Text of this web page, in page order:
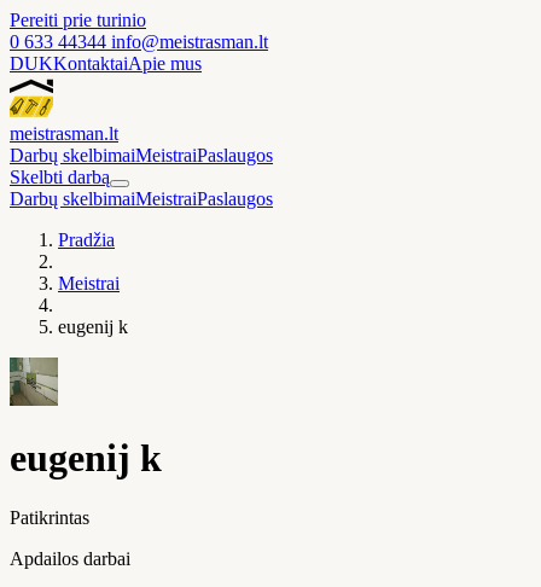
Pereiti prie turinio
0 633 44344 info@meistrasman.lt
DUKKontaktaiApie mus
meistrasman.lt
Darbų skelbimaiMeistraiPaslaugos
Skelbti darbą
Darbų skelbimaiMeistraiPaslaugos
Pradžia
Meistrai
eugenij k
eugenij k
Patikrintas
Apdailos darbai